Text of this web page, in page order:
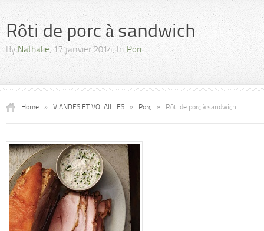
Rôti de porc à sandwich
By Nathalie, 17 janvier 2014, In Porc
Home » VIANDES ET VOLAILLES » Porc » Rôti de porc à sandwich